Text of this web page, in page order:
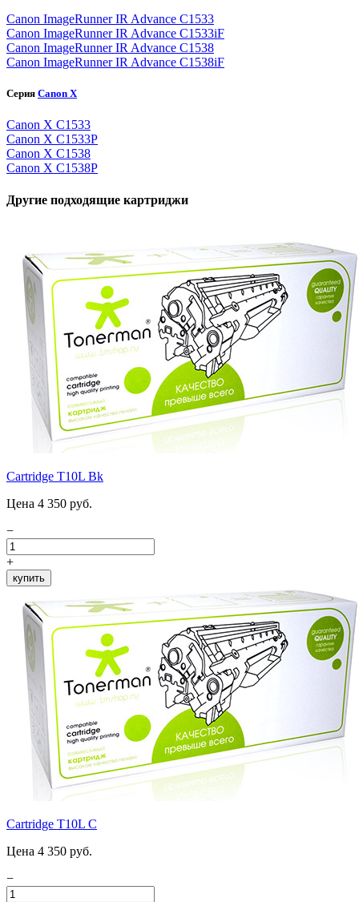
Canon ImageRunner IR Advance C1533
Canon ImageRunner IR Advance C1533iF
Canon ImageRunner IR Advance C1538
Canon ImageRunner IR Advance C1538iF
Серия Canon X
Canon X C1533
Canon X C1533P
Canon X C1538
Canon X C1538P
Другие подходящие картриджи
Cartridge T10L Bk
Цена 4 350 руб.
−
+
купить
Cartridge T10L C
Цена 4 350 руб.
−